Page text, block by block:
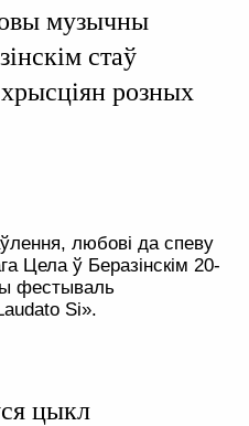
музычны
стаў
розных
любові да спеву
Цела ў Беразінскім 20-
фестываль
Si».
цыкл